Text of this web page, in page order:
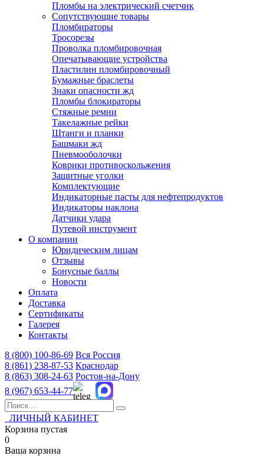
Пломбы на электрический счетчик
Сопутствующие товары
Пломбираторы
Тросорезы
Проволка пломбировочная
Опечатывающие устройства
Пластилин пломбировочный
Бумажные браслеты
Знаки опасности жд
Пломбы блокираторы
Стяжные ремни
Такелажные рейки
Штанги и планки
Башмаки жд
Пневмооболочки
Коврики противоскольжения
Защитные уголки
Комплектующие
Индикаторные пасты для нефтепродуктов
Индикаторы наклона
Датчики удара
Путевой инструмент
О компании
Юридическим лицам
Отзывы
Бонусные баллы
Новости
Оплата
Доставка
Сертификаты
Галерея
Контакты
8 (800) 100-86-69 Вся Россия
8 (861) 238-87-53 Краснодар
8 (863) 308-24-63 Ростов-на-Дону
8 (967) 653-44-77
ЛИЧНЫЙ КАБИНЕТ
Корзина пустая
0
Ваша корзина